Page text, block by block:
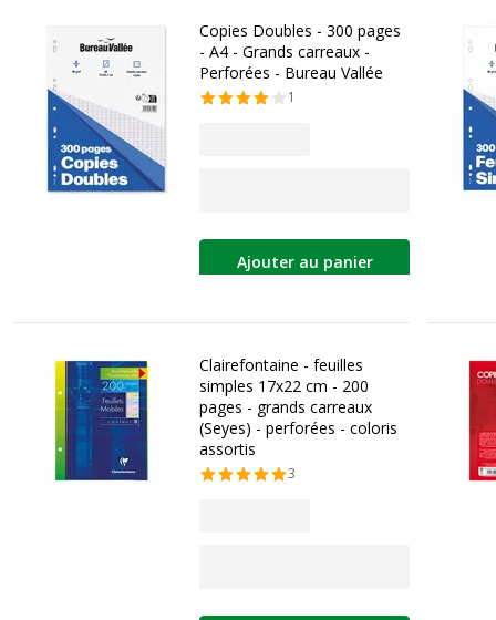
Copies Doubles - 300 pages
- A4 - Grands carreaux -
Perforées - Bureau Vallée
1
Ajouter au panier
Clairefontaine - feuilles
simples 17x22 cm - 200
pages - grands carreaux
(Seyes) - perforées - coloris
assortis
3